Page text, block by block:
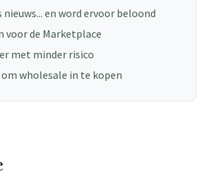
en word ervoor beloond
voor de Marketplace
met minder risico
om wholesale in te kopen